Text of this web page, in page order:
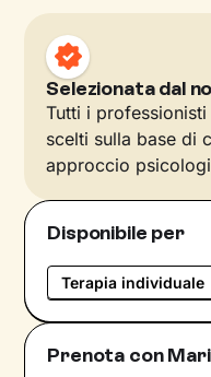
Selezionata dal
Tutti i
scelti sulla base di
approccio
Disponibile per
Terapia individuale
Prenota con